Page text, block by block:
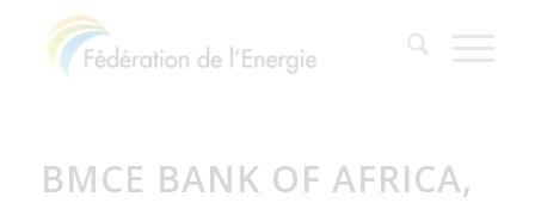
BMCE BANK OF AFRICA,